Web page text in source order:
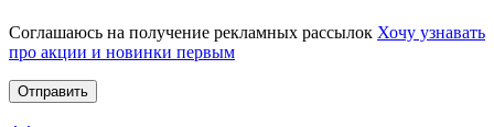
Соглашаюсь на получение рекламных рассылок Хочу узнавать
про акции и новинки первым